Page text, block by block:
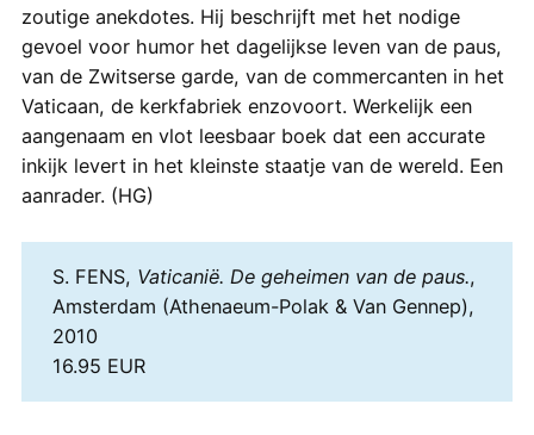
zoutige anekdotes. Hij beschrijft met het nodige
gevoel voor humor het dagelijkse leven van de paus,
van de Zwitserse garde, van de commercanten in het
Vaticaan, de kerkfabriek enzovoort. Werkelijk een
aangenaam en vlot leesbaar boek dat een accurate
inkijk levert in het kleinste staatje van de wereld. Een
aanrader. (HG)
S. FENS, Vaticanië. De geheimen van de paus.,
Amsterdam (Athenaeum-Polak & Van Gennep),
2010
16.95 EUR